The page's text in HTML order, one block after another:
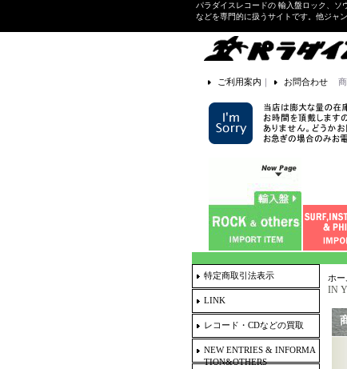
パラダイスレコードの 輸入盤ロック、ソ
などを専門的に扱うサイトです。他ジャ
ご利用案内 ｜ お問合わせ
特定商取引法表示
LINK
レコード・CDなどの買取
NEW ENTRIES & INFORMA
TION&OTHERS
ホー
IN